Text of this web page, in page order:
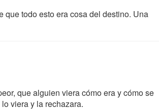
que todo esto era cosa del destino. Una
que alguien viera cómo era y cómo se
viera y la rechazara.